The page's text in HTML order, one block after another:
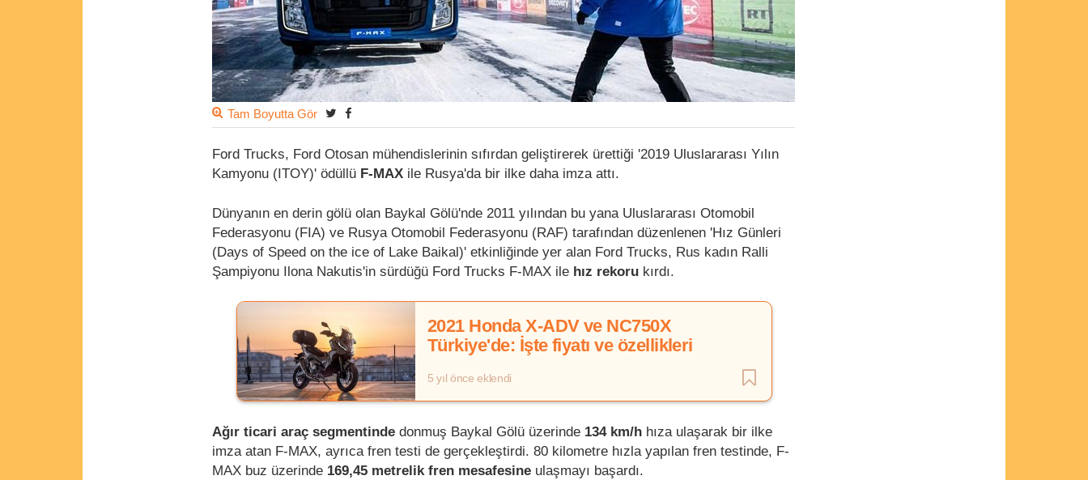
Tam Boyutta Gör
Ford Trucks, Ford Otosan mühendislerinin sıfırdan geliştirerek ürettiği '2019 Uluslararası Yılın
Kamyonu (ITOY)' ödüllü F-MAX ile Rusya'da bir ilke daha imza attı.
Dünyanın en derin gölü olan Baykal Gölü'nde 2011 yılından bu yana Uluslararası Otomobil
Federasyonu (FIA) ve Rusya Otomobil Federasyonu (RAF) tarafından düzenlenen 'Hız Günleri
(Days of Speed on the ice of Lake Baikal)' etkinliğinde yer alan Ford Trucks, Rus kadın Ralli
Şampiyonu Ilona Nakutis'in sürdüğü Ford Trucks F-MAX ile hız rekoru kırdı.
2021 Honda X-ADV ve NC750X
Türkiye'de: İşte fiyatı ve özellikleri
5 yıl önce eklendi
Ağır ticari araç segmentinde donmuş Baykal Gölü üzerinde 134 km/h hıza ulaşarak bir ilke
imza atan F-MAX, ayrıca fren testi de gerçekleştirdi. 80 kilometre hızla yapılan fren testinde, F-
MAX buz üzerinde 169,45 metrelik fren mesafesine ulaşmayı başardı.